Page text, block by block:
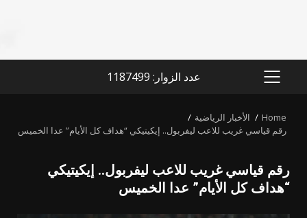
PRIMARY
عدد الزوار: 1187499
Home
الأخبار الرياضية
رقم قياسي غريب للاعب ليفربول.. إيكيتيكي “هداف كل الأيام” عدا الخميس
رقم قياسي غريب للاعب ليفربول.. إيكيتيكي
“هداف كل الأيام” عدا الخميس